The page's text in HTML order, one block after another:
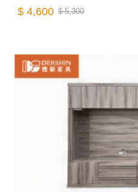
$ 4,600 $ 5,300